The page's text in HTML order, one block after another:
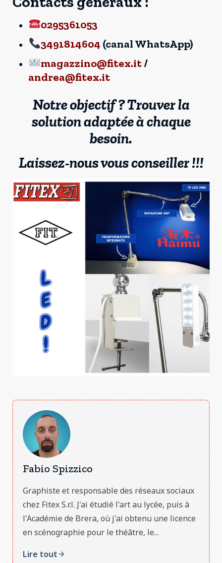
0295361053
3491814604 (canal WhatsApp)
magazzino@fitex.it/
andrea@fitex.it
Notre objectif ? Trouver la
solution adaptée à chaque
besoin.
Laissez-nous vous conseiller !!!
Fabio Spizzico
Graphiste et responsable des réseaux sociaux
chez Fitex S.r.l. J'ai étudié l'art au lycée, puis à
l'Académie de Brera, où j'ai obtenu une licence
en scénographie pour le théâtre, le...
Lire toutarrow_forward